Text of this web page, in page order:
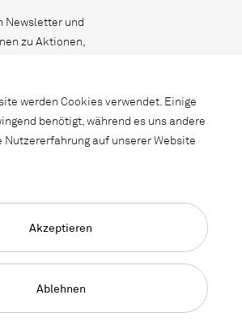
Newsletter und
zu Aktionen,
AGB
werden Cookies verwendet. Einige
benötigt, während es uns andere
Nutzererfahrung auf unserer Website
Ablehnen
Akzeptieren